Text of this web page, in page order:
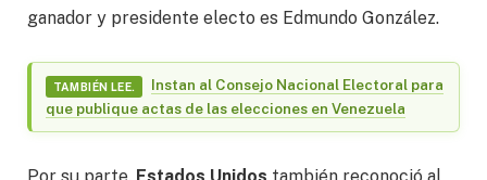
ganador y presidente electo es Edmundo González.
TAMBIÉN LEE.
Instan al Consejo Nacional Electoral para
que publique actas de las elecciones en Venezuela